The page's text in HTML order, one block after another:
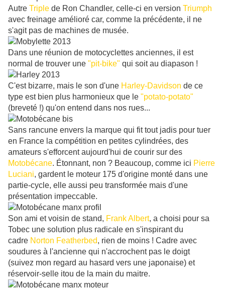
Autre Triple de Ron Chandler, celle-ci en version Triumph
avec freinage amélioré car, comme la précédente, il ne
s'agit pas de machines de musée.
Dans une réunion de motocyclettes anciennes, il est
normal de trouver une "pit-bike" qui soit au diapason !
C'est bizarre, mais le son d'une Harley-Davidson de ce
type est bien plus harmonieux que le "potato-potato"
(breveté !) qu'on entend dans nos rues...
Sans rancune envers la marque qui fit tout jadis pour tuer
en France la compétition en petites cylindrées, des
amateurs s'efforcent aujourd'hui de courir sur des
Motobécane. Étonnant, non ? Beaucoup, comme ici Pierre
Luciani, gardent le moteur 175 d'origine monté dans une
partie-cycle, elle aussi peu transformée mais d'une
présentation impeccable.
Son ami et voisin de stand, Frank Albert, a choisi pour sa
Tobec une solution plus radicale en s'inspirant du
cadre Norton Featherbed, rien de moins ! Cadre avec
soudures à l'ancienne qui n'accrochent pas le doigt
(suivez mon regard au hasard vers une japonaise) et
réservoir-selle itou de la main du maitre.